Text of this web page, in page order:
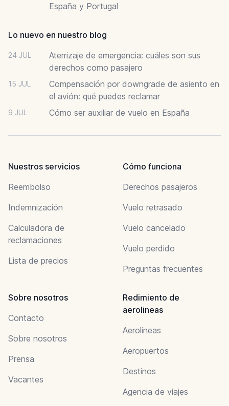
España y Portugal
Lo nuevo en nuestro blog
24 JUL
Aterrizaje de emergencia: cuáles son sus
derechos como pasajero
15 JUL
Compensación por downgrade de asiento en
el avión: qué puedes reclamar
9 JUL Cómo ser auxiliar de vuelo en España
Nuestros servicios
Reembolso
Indemnización
Calculadora de
reclamaciones
Lista de precios
Cómo funciona
Derechos pasajeros
Vuelo retrasado
Vuelo cancelado
Vuelo perdido
Preguntas frecuentes
Sobre nosotros
Contacto
Sobre nosotros
Prensa
Vacantes
Redimiento de
aerolineas
Aerolineas
Aeropuertos
Destinos
Agencia de viajes